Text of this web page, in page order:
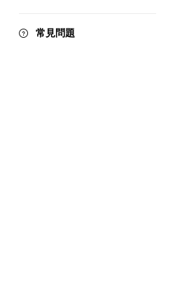
常見問題